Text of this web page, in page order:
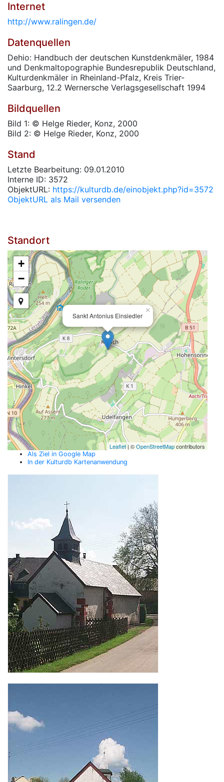
Internet
http://www.ralingen.de/
Datenquellen
Dehio: Handbuch der deutschen Kunstdenkmäler, 1984
und Denkmaltopographie Bundesrepublik Deutschland,
Kulturdenkmäler in Rheinland-Pfalz, Kreis Trier-
Saarburg, 12.2 Wernersche Verlagsgesellschaft 1994
Bildquellen
Bild 1: © Helge Rieder, Konz, 2000
Bild 2: © Helge Rieder, Konz, 2000
Stand
Letzte Bearbeitung: 09.01.2010
Interne ID: 3572
ObjektURL: https://kulturdb.de/einobjekt.php?id=3572
ObjektURL als Mail versenden
Standort
Sankt Antonius Einsiedler
×
+
−
Leaflet| ©OpenStreetMapcontributors
Als Ziel in Google Map
In der Kulturdb Kartenanwendung